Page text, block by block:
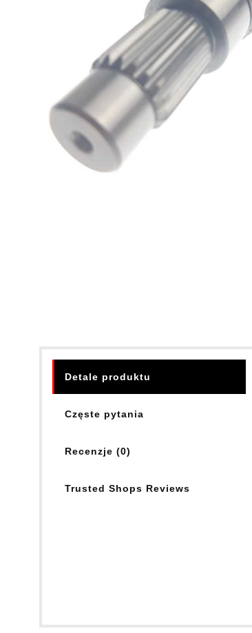
Detale produktu
Częste pytania
Recenzje (0)
Trusted Shops Reviews